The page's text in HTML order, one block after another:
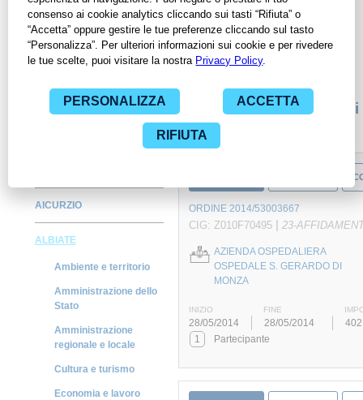
ContrattiPubblici.org offre agli utenti 7 giorni di prova gratuiti
per avere l'opportunità di conoscere e consultare tutti i dati
inerenti ai contratti stipulati da una specifica PA, compresi gli
affidamenti diretti.
Monitora alcuni
AICURZIO
ALBIATE
Ambiente e territorio
Amministrazione dello
Stato
Amministrazione
regionale e locale
Cultura e turismo
Economia e lavoro
ORDINE 2014/53003667
CIG: Z010F70495 | 23-
AZIENDA OSPEDALIERA
OSPEDALE S. GERARDO DI
MONZA
INIZIO FINE
28/05/2014 28/05/2014
1
Partecipante